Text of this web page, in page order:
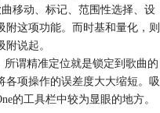
移动、标记、范围性选择、设
这项功能。而时基和量化，则
说起。
谓精准定位就是锁定到歌曲的
项操作的误差度大大缩短。吸
的工具栏中较为显眼的地方。